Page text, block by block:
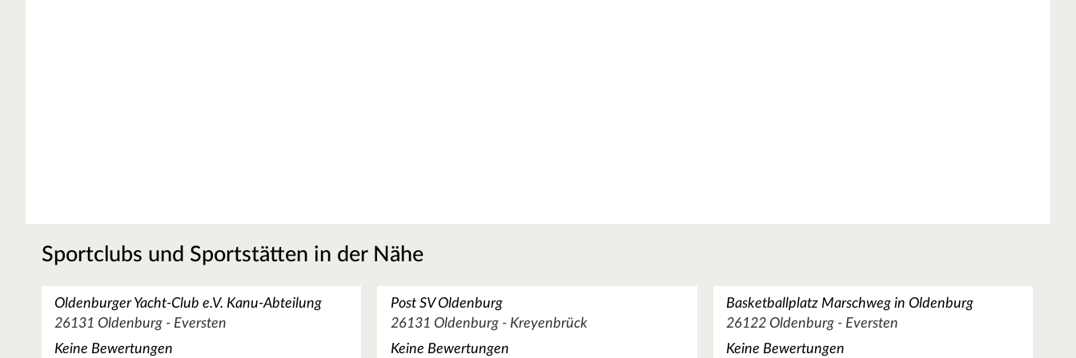
Sportclubs und Sportstätten in der Nähe
Oldenburger Yacht-Club e.V. Kanu-Abteilung
26131 Oldenburg - Eversten
Keine Bewertungen
Post SV Oldenburg
26131 Oldenburg - Kreyenbrück
Keine Bewertungen
Basketballplatz Marschweg in Oldenburg
26122 Oldenburg - Eversten
Keine Bewertungen